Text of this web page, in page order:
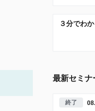
３分でわ
最新セミナ
終了